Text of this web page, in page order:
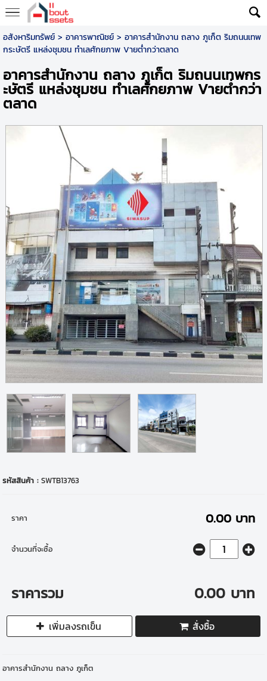
อสังหาริมทรัพย์> อาคารพาณิชย์> อาคารสำนักงาน ถลาง ภูเก็ต ริมถนนเทพ
กระษัตรี แหล่งชุมชน ทำเลศักยภาพ Vายต่ำกว่าตลาด
อาคารสำนักงาน ถลาง ภูเก็ต ริมถนนเทพกร
ะษัตรี แหล่งชุมชน ทำเลศักยภาพ Vายต่ำกว่า
ตลาด
รหัสสินค้า :SWTB13763
ราคา 0.00 บาท
จำนวนที่จะซื้อ
ราคารวม 0.00 บาท
เพิ่มลงรถเข็น สั่งซื้อ
อาคารสำนักงาน ถลาง ภูเก็ต